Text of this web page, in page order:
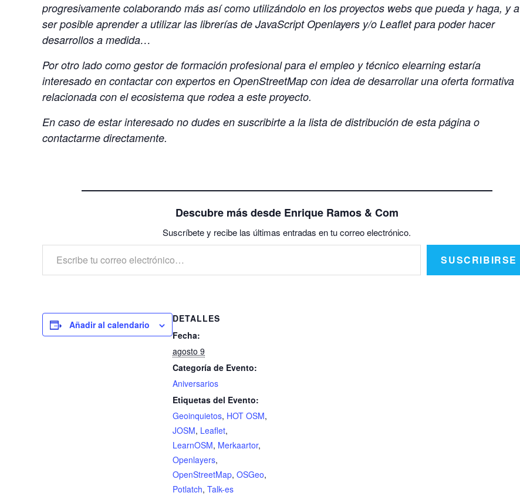
progresivamente colaborando más así como utilizándolo en los proyectos webs que pueda y haga, y a
ser posible aprender a utilizar las librerías de JavaScript Openlayers y/o Leaflet para poder hacer
desarrollos a medida…
Por otro lado como gestor de formación profesional para el empleo y técnico elearning estaría
interesado en contactar con expertos en OpenStreetMap con idea de desarrollar una oferta formativa
relacionada con el ecosistema que rodea a este proyecto.
En caso de estar interesado no dudes en suscribirte a la lista de distribución de esta página o
contactarme directamente.
Descubre más desde Enrique Ramos & Com
Suscríbete y recibe las últimas entradas en tu correo electrónico.
Escribe tu correo electrónico…
SUSCRIBIRSE
Añadir al calendario
DETALLES
Fecha:
agosto 9
Categoría de Evento:
Aniversarios
Etiquetas del Evento:
Geoinquietos, HOT OSM,
JOSM, Leaflet,
LearnOSM, Merkaartor,
Openlayers,
OpenStreetMap, OSGeo,
Potlatch, Talk-es